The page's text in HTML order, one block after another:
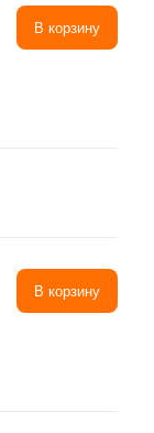
В корзину
В корзину